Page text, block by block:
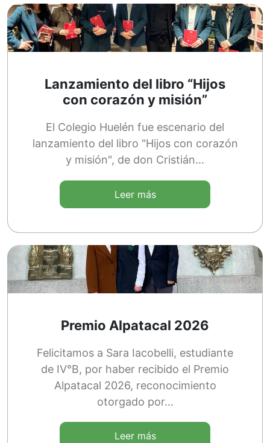
Lanzamiento del libro “Hijos
con corazón y misión”
El Colegio Huelén fue escenario del
lanzamiento del libro "Hijos con corazón
y misión", de don Cristián…
Leer más
Premio Alpatacal 2026
Felicitamos a Sara Iacobelli, estudiante
de IV°B, por haber recibido el Premio
Alpatacal 2026, reconocimiento
otorgado por…
Leer más